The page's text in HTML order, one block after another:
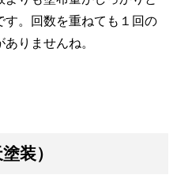
。回数を重ねても１回の
りませんね。
装）